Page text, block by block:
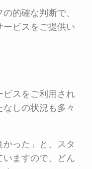
的確な判断で、
ビスをご提供い
ビスをご利用され
しの状況も多々
かった」と、スタ
いますので、どん